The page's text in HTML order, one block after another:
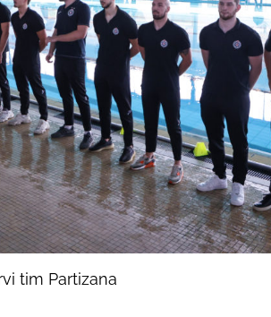
tim Partizana